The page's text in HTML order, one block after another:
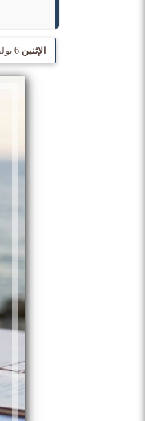
الإثنين 6 يوليو 2026